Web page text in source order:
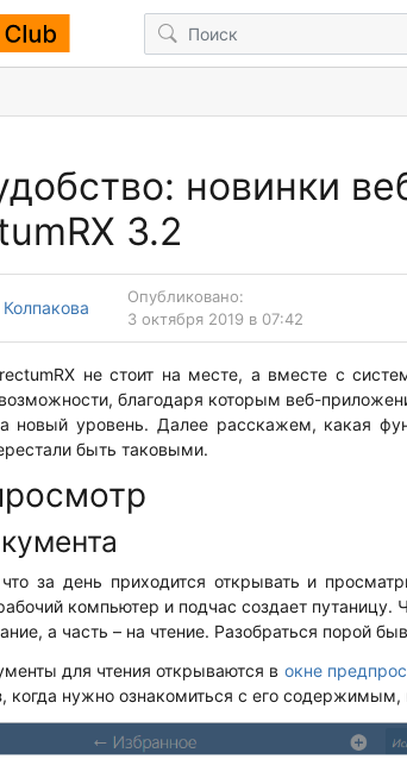
новинки
3.2
Опубликовано:
3 октября 2019 в 07:42
не стоит на месте, а вместе с
благодаря которым веб-
новый уровень. Далее расскажем, какая
быть таковыми.
за день приходится открывать и
компьютер и подчас создает путаницу.
а часть – на чтение. Разобраться порой
для чтения открываются в окне
когда нужно ознакомиться с его содержимым,